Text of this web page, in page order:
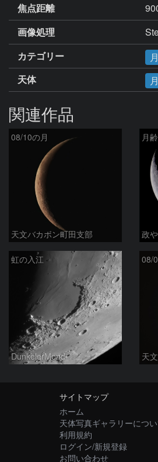
焦点距離
画像処理
カテゴリー
月
天体
月
関連作品
08/10の月
天文バカボン町田支部
月
政
虹の入江
DunkelerMond
08/
天
サイトマップ
ホーム
天体写真ギャラリーにつ
利用規約
ログイン/新規登録
お問い合わせ